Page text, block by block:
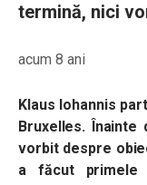
termină, nici
acum 8 ani
Klaus Iohannis
Bruxelles. Înainte
vorbit despre
a făcut primele